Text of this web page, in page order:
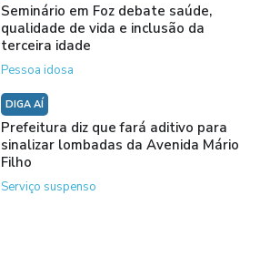
Seminário em Foz debate saúde,
qualidade de vida e inclusão da
terceira idade
Pessoa idosa
DIGA AÍ
Prefeitura diz que fará aditivo para
sinalizar lombadas da Avenida Mário
Filho
Serviço suspenso